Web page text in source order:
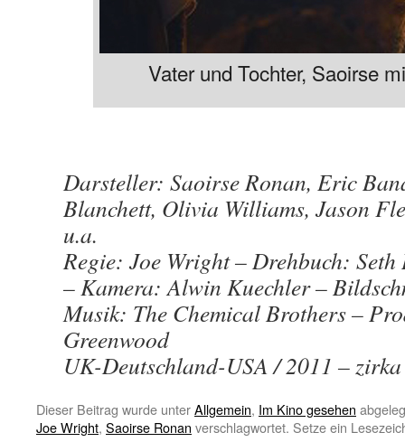
Vater und Tochter, Saoirse
Darsteller: Saoirse Ronan, Eric
Blanchett, Olivia Williams, Jason
u.a.
Regie: Joe Wright – Drehbuch:
– Kamera: Alwin Kuechler –
Musik: The Chemical Brothers –
Greenwood
UK-Deutschland-USA / 2011 –
Dieser Beitrag wurde unterAllgemein, Im Kino gesehen
Joe Wright, Saoirse Ronan verschlagwortet. Setze ein